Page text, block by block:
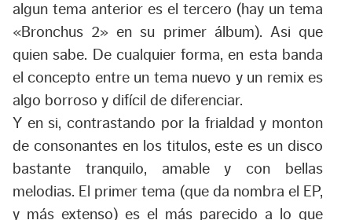
algun tema anterior es el tercero (hay un tema
«Bronchus 2» en su primer álbum). Asi que
quien sabe. De cualquier forma, en esta banda
el concepto entre un tema nuevo y un remix es
algo borroso y difícil de diferenciar.
Y en si, contrastando por la frialdad y monton
de consonantes en los titulos, este es un disco
bastante tranquilo, amable y con bellas
melodias. El primer tema (que da nombra el EP,
y más extenso) es el más parecido a lo que